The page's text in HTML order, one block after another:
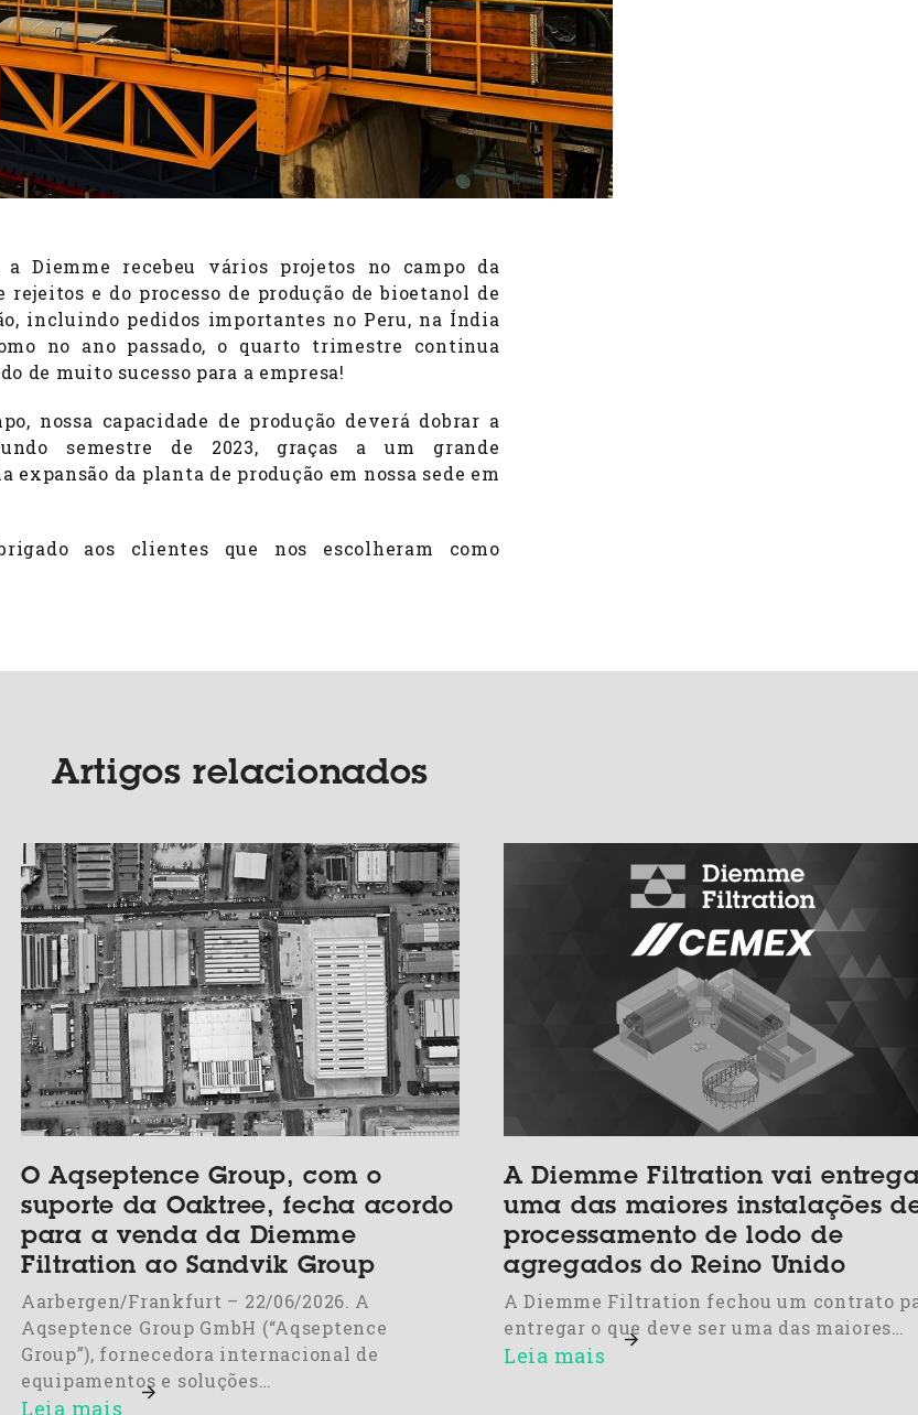
a Diemme recebeu vários projetos no campo da
rejeitos e do processo de produção de bioetanol de
incluindo pedidos importantes no Peru, na Índia
no ano passado, o quarto trimestre continua
de muito sucesso para a empresa!
nossa capacidade de produção deverá dobrar a
semestre de 2023, graças a um grande
expansão da planta de produção em nossa sede em
aos clientes que nos escolheram como
Artigos relacionados
O Aqseptence Group, com o
suporte da Oaktree, fecha acordo
para a venda da Diemme
Filtration ao Sandvik Group
Aarbergen/Frankfurt – 22/06/2026. A
Aqseptence Group GmbH (“Aqseptence
Group”), fornecedora internacional de
equipamentos e soluções…
Leia mais
A Diemme Filtration vai
uma das maiores instalações
processamento de lodo de
agregados do Reino Unido
A Diemme Filtration fechou um contrato
entregar o que deve ser uma das maiores…
Leia mais